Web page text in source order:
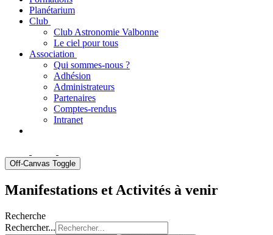
Planétarium
Club
Club Astronomie Valbonne
Le ciel pour tous
Association
Qui sommes-nous ?
Adhésion
Administrateurs
Partenaires
Comptes-rendus
Intranet
Off-Canvas Toggle
Manifestations et Activités à venir
Recherche
Rechercher...